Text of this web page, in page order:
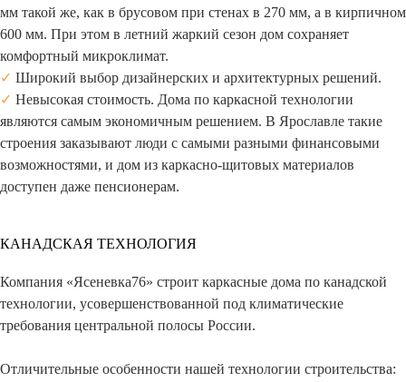
мм такой же, как в брусовом при стенах в 270 мм, а в кирпичном
600 мм. При этом в летний жаркий сезон дом сохраняет
комфортный микроклимат.
✓ Широкий выбор дизайнерских и архитектурных решений.
✓ Невысокая стоимость. Дома по каркасной технологии
являются самым экономичным решением. В Ярославле такие
строения заказывают люди с самыми разными финансовыми
возможностями, и дом из каркасно-щитовых материалов
доступен даже пенсионерам.
КАНАДСКАЯ ТЕХНОЛОГИЯ
Компания «Ясеневка76» строит каркасные дома по канадской
технологии, усовершенствованной под климатические
требования центральной полосы России.
Отличительные особенности нашей технологии строительства: